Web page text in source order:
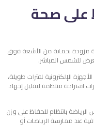
على صحة
مزودة بحماية من الأشعة فوق
للشمس المباشر.
الإلكترونية لفترات طويلة،
منتظمة لتقليل إجهاد
الرياضة بانتظام للحفاظ على وزن
عند ممارسة الرياضات أو